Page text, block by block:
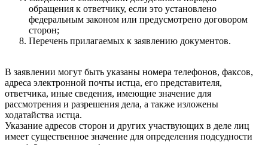
обращения к ответчику, если это установлено
федеральным законом или предусмотрено договором
сторон;
Перечень прилагаемых к заявлению документов.
В заявлении могут быть указаны номера телефонов, факсов,
адреса электронной почты истца, его представителя,
ответчика, иные сведения, имеющие значение для
рассмотрения и разрешения дела, а также изложены
ходатайства истца.
Указание адресов сторон и других участвующих в деле лиц
имеет существенное значение для определения подсудности